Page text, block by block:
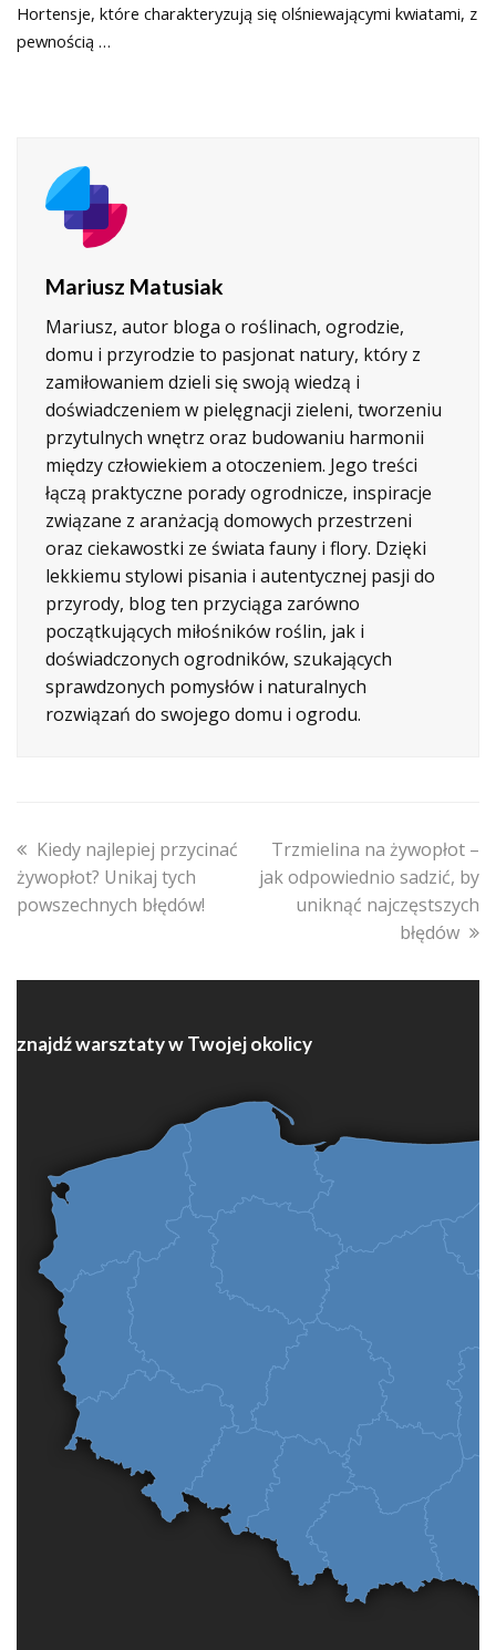
Hortensje, które charakteryzują się olśniewającymi kwiatami, z
pewnością …
Mariusz Matusiak
Mariusz, autor bloga o roślinach, ogrodzie,
domu i przyrodzie to pasjonat natury, który z
zamiłowaniem dzieli się swoją wiedzą i
doświadczeniem w pielęgnacji zieleni, tworzeniu
przytulnych wnętrz oraz budowaniu harmonii
między człowiekiem a otoczeniem. Jego treści
łączą praktyczne porady ogrodnicze, inspiracje
związane z aranżacją domowych przestrzeni
oraz ciekawostki ze świata fauny i flory. Dzięki
lekkiemu stylowi pisania i autentycznej pasji do
przyrody, blog ten przyciąga zarówno
początkujących miłośników roślin, jak i
doświadczonych ogrodników, szukających
sprawdzonych pomysłów i naturalnych
rozwiązań do swojego domu i ogrodu.
previous
post:
Kiedy najlepiej przycinać
żywopłot? Unikaj tych
powszechnych błędów!
next
post:
Trzmielina na żywopłot –
jak odpowiednio sadzić, by
uniknąć najczęstszych
błędów
znajdź warsztaty w Twojej okolicy